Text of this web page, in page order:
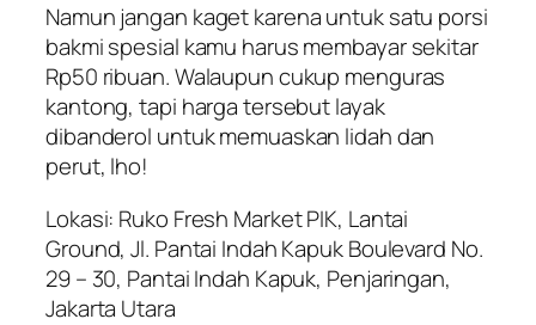
Namun jangan kaget karena untuk satu porsi
bakmi spesial kamu harus membayar sekitar
Rp50 ribuan. Walaupun cukup menguras
kantong, tapi harga tersebut layak
dibanderol untuk memuaskan lidah dan
perut, lho!
Lokasi: Ruko Fresh Market PIK, Lantai
Ground, Jl. Pantai Indah Kapuk Boulevard No.
29 – 30, Pantai Indah Kapuk, Penjaringan,
Jakarta Utara